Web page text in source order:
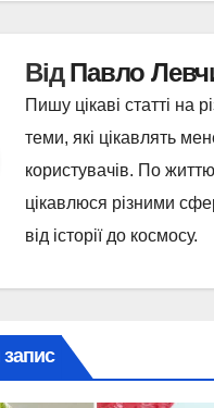
ВідПавло
Пишу цікаві статті на
теми, які цікавлять
користувачів. По життю
цікавлюся різними
від історії до космосу.